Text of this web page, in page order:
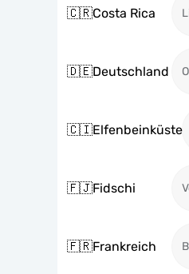
🇨🇷Costa Rica
🇩🇪Deutschland
🇨🇮Elfenbeinküste
🇫🇯Fidschi
🇫🇷Frankreich